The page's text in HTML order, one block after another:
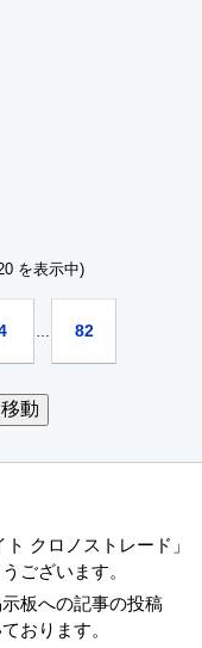
を表示中)
82
移動
クロノストレード」
ございます。
板への記事の投稿
おります。